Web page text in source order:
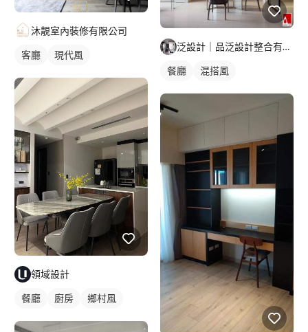
沐靚室內裝修有限公司
客廳 現代風
領域設計
餐廳 廚房 鄉村風
泛設計｜品泛設計整合有限公司
餐廳 混搭風